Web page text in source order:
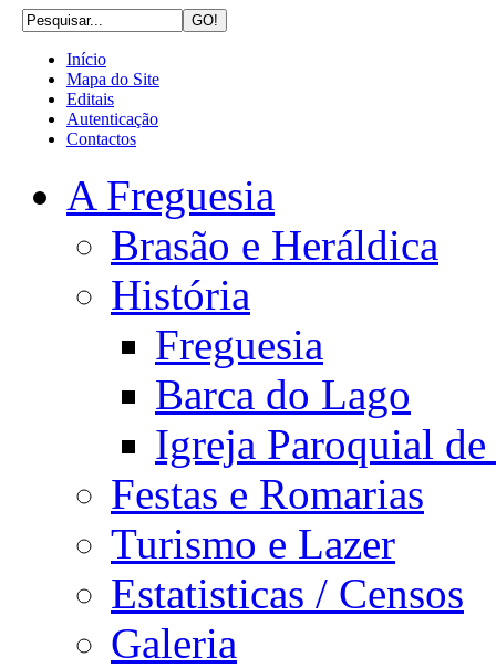
Início
Mapa do Site
Editais
Autenticação
Contactos
A Freguesia
Brasão e Heráldica
História
Freguesia
Barca do Lago
Igreja Paroquial de
Festas e Romarias
Turismo e Lazer
Estatisticas / Censos
Galeria